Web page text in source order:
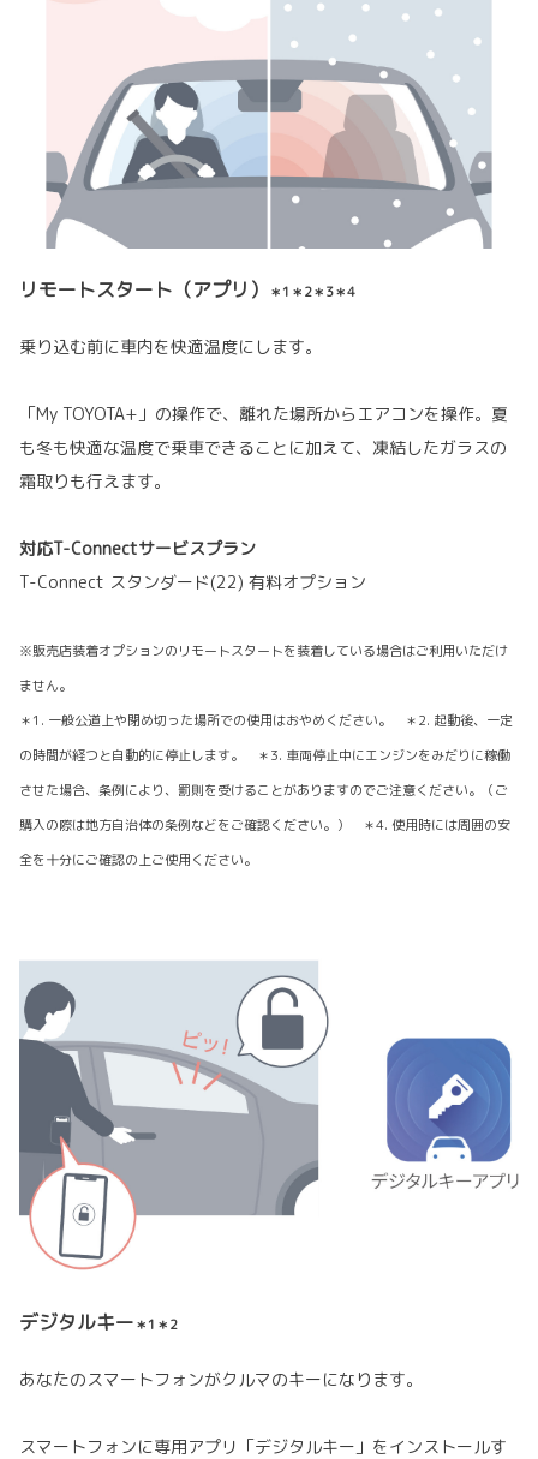
リモートスタート（アプリ） ＊1＊2＊3＊4
乗り込む前に車内を快適温度にします。
「My TOYOTA+」の操作で、離れた場所からエアコンを操作。夏
も冬も快適な温度で乗車できることに加えて、凍結したガラスの
霜取りも行えます。
対応T-Connectサービスプラン
T-Connect スタンダード(22) 有料オプション
※販売店装着オプションのリモートスタートを装着している場合はご利用いただけ
ません。
＊1. 一般公道上や閉め切った場所での使用はおやめください。 ＊2. 起動後、一定
の時間が経つと自動的に停止します。 ＊3. 車両停止中にエンジンをみだりに稼働
させた場合、条例により、罰則を受けることがありますのでご注意ください。（ご
購入の際は地方自治体の条例などをご確認ください。） ＊4. 使用時には周囲の安
全を十分にご確認の上ご使用ください。
デジタルキー＊1＊2
あなたのスマートフォンがクルマのキーになります。
スマートフォンに専用アプリ「デジタルキー」をインストールす